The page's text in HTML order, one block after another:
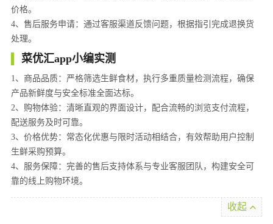
价格。
4、售后服务申请：通过客服渠道反馈问题，根据指引完成退换货
处理。
菜优汇app小编实测
1、商品品质：严格筛选生鲜食材，执行多重质量检测流程，确保
产品新鲜度与安全标准全面达标。
2、购物体验：清晰直观的界面设计，配合流畅的浏览支付流程，
配送服务及时可靠。
3、价格优势：常态化优惠与限时活动相结合，有效帮助用户控制
生鲜采购预算。
4、服务保障：完善的售后支持体系与专业客服团队，构建安全可
靠的线上购物环境。
收起